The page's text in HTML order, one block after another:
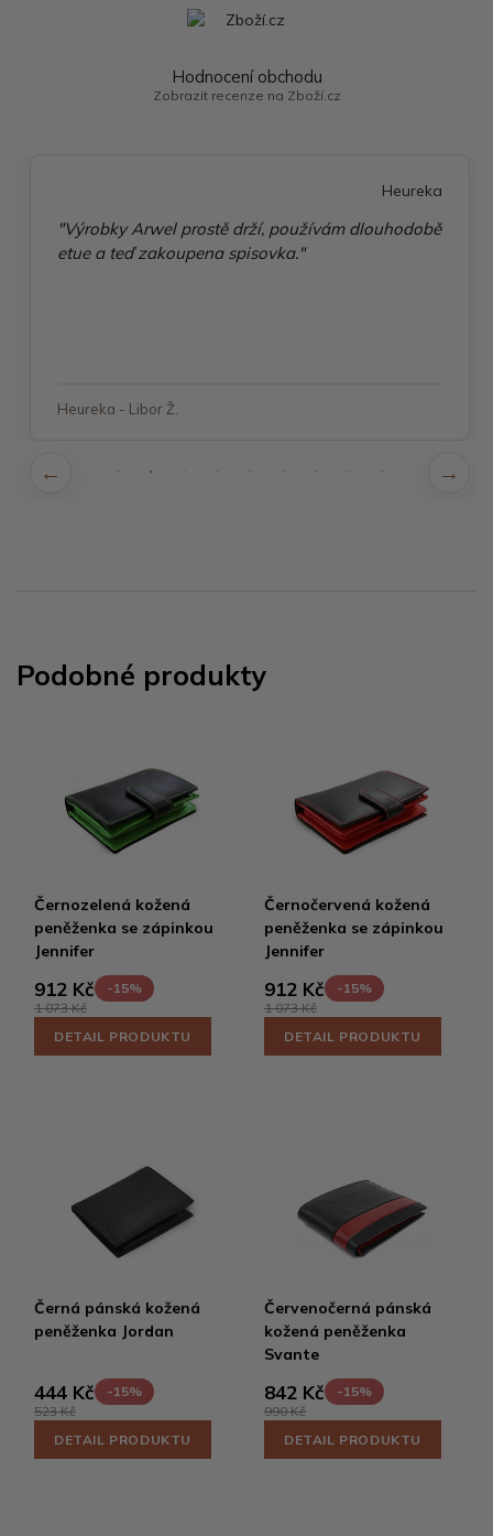
Hodnocení obchodu
Zobrazit recenze na Zboží.cz
Heureka
"Výrobky Arwel prostě drží, používám dlouhodobě
etue a teď zakoupena spisovka."
Heureka - Libor Ž.
Podobné produkty
Černozelená kožená
peněženka se zápinkou
Jennifer
912 Kč
-15%
1 073 Kč
DETAIL PRODUKTU
Černočervená kožená
peněženka se zápinkou
Jennifer
912 Kč
-15%
1 073 Kč
DETAIL PRODUKTU
Černá pánská kožená
peněženka Jordan
444 Kč
-15%
523 Kč
DETAIL PRODUKTU
Červenočerná pánská
kožená peněženka
Svante
842 Kč
-15%
990 Kč
DETAIL PRODUKTU